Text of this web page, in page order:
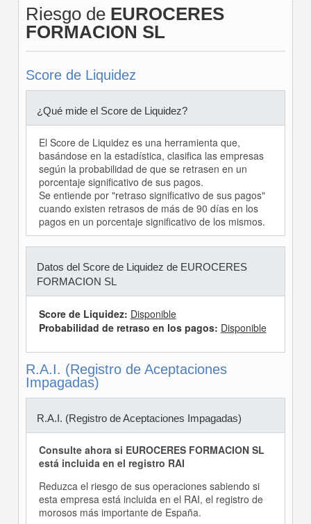
Riesgo de EUROCERES
FORMACION SL
Score de Liquidez
¿Qué mide el Score de Liquidez?
El Score de Liquidez es una herramienta que,
basándose en la estadística, clasifica las empresas
según la probabilidad de que se retrasen en un
porcentaje significativo de sus pagos.
Se entiende por "retraso significativo de sus pagos"
cuando existen retrasos de más de 90 días en los
pagos en un porcentaje significativo de los mismos.
Datos del Score de Liquidez de EUROCERES
FORMACION SL
Score de Liquidez: Disponible
Probabilidad de retraso en los pagos: Disponible
R.A.I. (Registro de Aceptaciones
Impagadas)
R.A.I. (Registro de Aceptaciones Impagadas)
Consulte ahora si EUROCERES FORMACION SL
está incluida en el registro RAI
Reduzca el riesgo de sus operaciones sabiendo si
esta empresa está incluida en el RAI, el registro de
morosos más importante de España.